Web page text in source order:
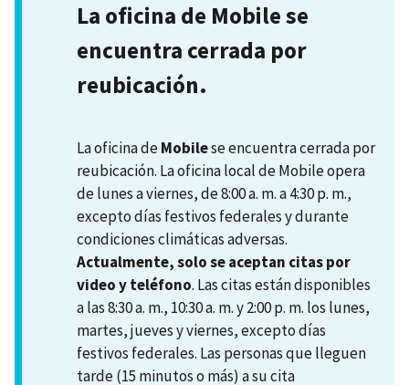
La oficina de Mobile se
encuentra cerrada por
reubicación.
La oficina deMobilese encuentra cerrada por
reubicación. La oficina local de Mobile opera
de lunes a viernes, de 8:00 a. m. a 4:30 p. m.,
excepto días festivos federales y durante
condiciones climáticas adversas.
Actualmente, solo se aceptan citas por
video y teléfono. Las citas están disponibles
a las 8:30 a. m., 10:30 a. m. y 2:00 p. m. los lunes,
martes, jueves y viernes, excepto días
festivos federales. Las personas que lleguen
tarde (15 minutos o más) a su cita